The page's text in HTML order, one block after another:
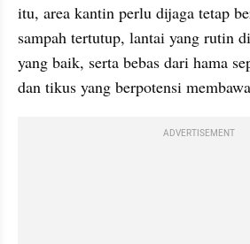
itu, area kantin perlu dijaga tetap
sampah tertutup, lantai yang rutin
yang baik, serta bebas dari hama
dan tikus yang berpotensi
ADVERTISEMENT